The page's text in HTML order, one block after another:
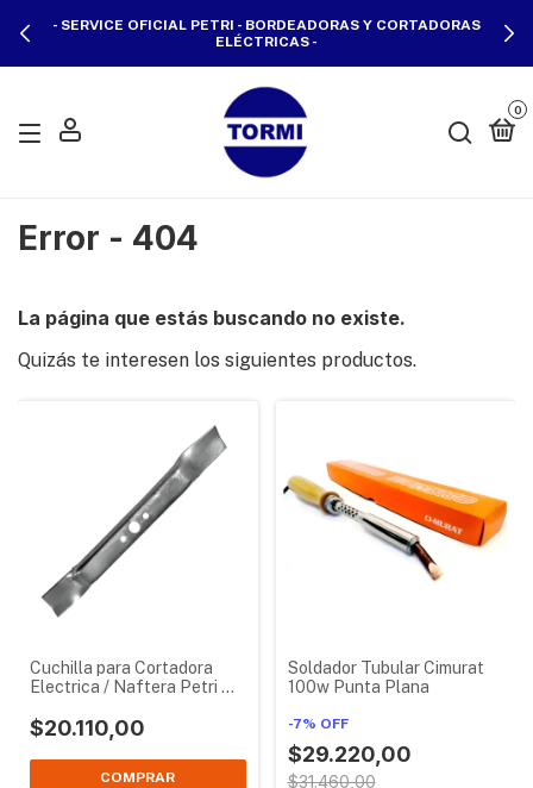
- SERVICE OFICIAL PETRI - BORDEADORAS Y CORTADORAS
ELÉCTRICAS -
0
Error - 404
La página que estás buscando no existe.
Quizás te interesen los siguientes productos.
Cuchilla para Cortadora
Electrica / Naftera Petri 41
$20.110,00
Soldador Tubular Cimurat
100w Punta Plana
-7% OFF
$29.220,00
$31.460,00